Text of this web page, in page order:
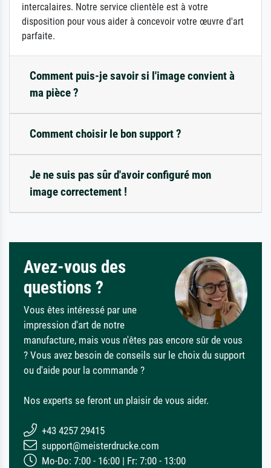
intercalaires. Notre service clientèle est à votre
disposition pour vous aider à concevoir votre œuvre d'art
parfaite.
Comment puis-je savoir si l'image convient à
ma pièce ?
Comment choisir le bon support ?
Je ne suis pas sûr d'avoir configuré mon
image correctement !
Avez-vous des
questions ?
Vous êtes intéressé par une
impression d'art de notre
manufacture, mais vous n'êtes pas encore sûr de vous
? Vous avez besoin de conseils sur le choix du support
ou d'aide pour la commande ?
Nos experts se feront un plaisir de vous aider.
+43 4257 29415
support@meisterdrucke.com
Mo-Do: 7:00 - 16:00 | Fr: 7:00 - 13:00